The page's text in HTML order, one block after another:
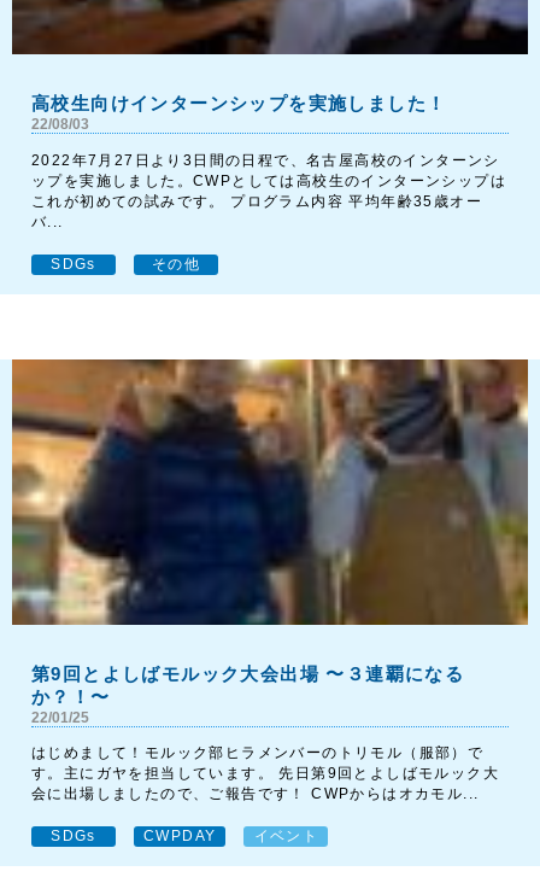
高校生向けインターンシップを実施しました！
22/08/03
2022年7月27日より3日間の日程で、名古屋高校のインターンシ
ップを実施しました。CWPとしては高校生のインターンシップは
これが初めての試みです。 プログラム内容 平均年齢35歳オー
バ...
SDGs その他
第9回とよしばモルック大会出場 〜３連覇になる
か？！〜
22/01/25
はじめまして！モルック部ヒラメンバーのトリモル（服部）で
す。主にガヤを担当しています。 先日第9回とよしばモルック大
会に出場しましたので、ご報告です！ CWPからはオカモル...
SDGs CWPDAY イベント